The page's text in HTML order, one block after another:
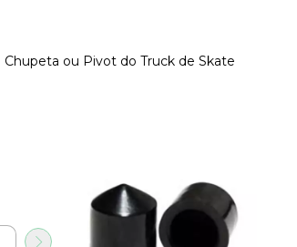
Chupeta ou Pivot do Truck de Skate